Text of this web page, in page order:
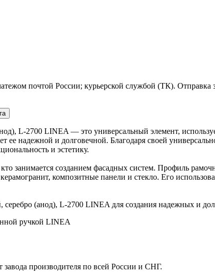
почтой России; курьерской службой (ТК). Отправка
L-2700 LINEA — это универсальный элемент,
ее надежной и долговечной. Благодаря своей
и эстетику.
занимается созданием фасадных систем. Профиль
композитные панели и стекло. Его
(анод), L-2700 LINEA для создания надежных и
ручкой LINEA
завода производителя по всей России и СНГ.